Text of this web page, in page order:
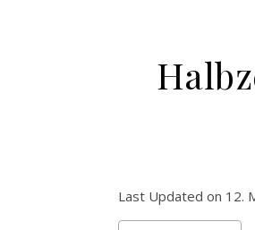
Last Updated on 12.